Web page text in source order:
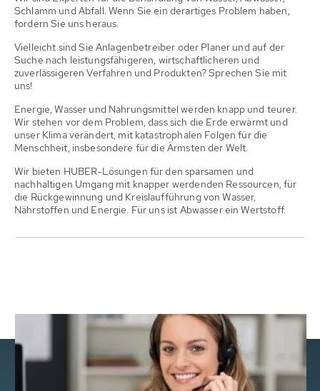
Schlamm und Abfall. Wenn Sie ein derartiges Problem haben,
fordern Sie uns heraus.
Vielleicht sind Sie Anlagenbetreiber oder Planer und auf der
Suche nach leistungsfähigeren, wirtschaftlicheren und
zuverlässigeren Verfahren und Produkten? Sprechen Sie mit
uns!
Energie, Wasser und Nahrungsmittel werden knapp und teurer.
Wir stehen vor dem Problem, dass sich die Erde erwärmt und
unser Klima verändert, mit katastrophalen Folgen für die
Menschheit, insbesondere für die Ärmsten der Welt.
Wir bieten HUBER-Lösungen für den sparsamen und
nachhaltigen Umgang mit knapper werdenden Ressourcen, für
die Rückgewinnung und Kreislaufführung von Wasser,
Nährstoffen und Energie. Für uns ist Abwasser ein Wertstoff.